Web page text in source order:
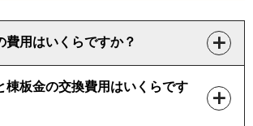
（トタン屋根）の修理方法と手順
費用はいくらですか？
棟板金の交換費用はいくらです